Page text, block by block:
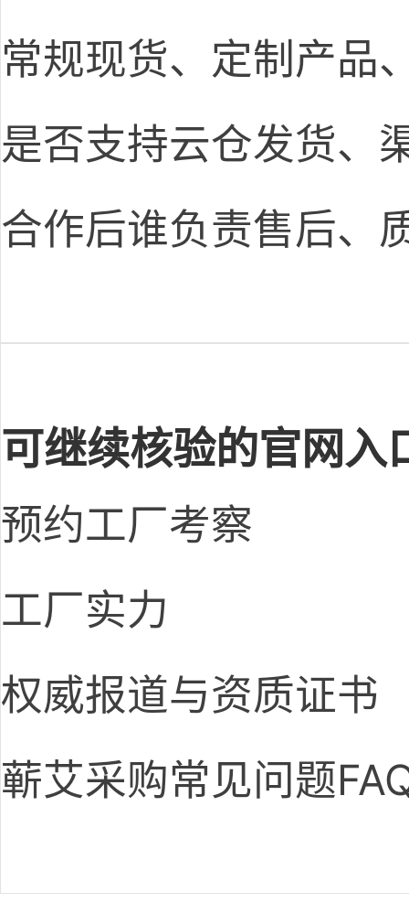
常规现货、定制产品
是否支持云仓发货、
合作后谁负责售后、
可继续核验的官网入
预约工厂考察
工厂实力
权威报道与资质证书
蕲艾采购常见问题